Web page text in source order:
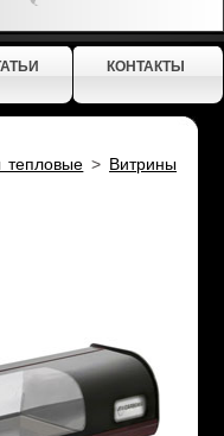
КОНТАКТЫ
> Витрины